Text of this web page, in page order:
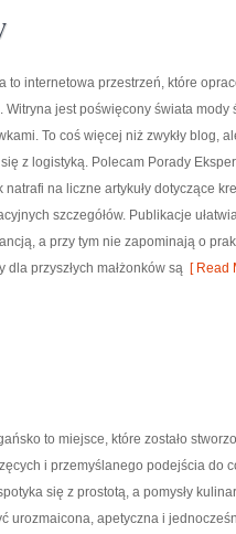
to internetowa przestrzeń, które
Witryna jest poświęcony świata
To coś więcej niż zwykły blog,
z logistyką. Polecam Porady
natrafi na liczne artykuły dotyczące
szczegółów. Publikacje
a przy tym nie zapominają o
przyszłych małżonków są [ Read
to miejsce, które zostało
i przemyślanego podejścia do
się z prostotą, a pomysły
urozmaicona, apetyczna i